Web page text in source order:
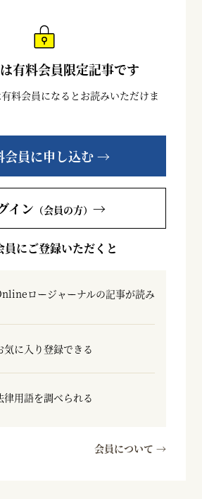
有料会員限定記事です
料会員になるとお読みいただけま
会員に申し込む →
イン （会員の方） →
員にご登録いただくと
ロージャーナルの記事が読み
気に入り登録できる
律用語を調べられる
会員について →